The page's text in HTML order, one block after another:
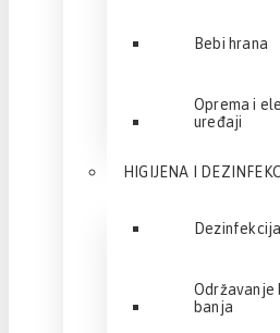
Bebi hrana
Oprema i
uređaji
HIGIJENA I
Dezinfekcija
Održavanje
banja